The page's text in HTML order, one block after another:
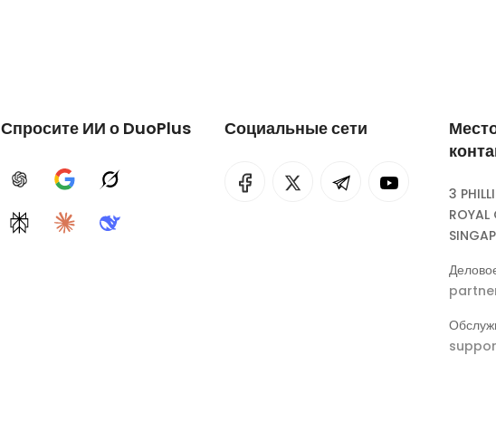
Спросите ИИ о DuoPlus
ChatGPTGoogle AIGrok
PerplexityClaudeDeepSeek
Социальные сети
3
ROYAL